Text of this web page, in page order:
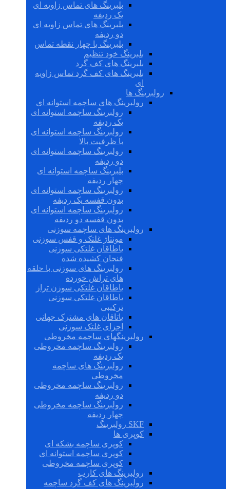
بلبرینگ های تماس زاویه ای
یک ردیفه
بلبرینگ های تماس زاویه ای
دو ردیفه
بلبرینگ با چهار نقطه تماس
بلبرینگ خود تنظیم
بلبرینگ های کف گرد
بلبرینگ های کف گرد تماس زاویه
ای
رولبرینگ ها
رولبرینگ های ساچمه استوانه ای
رولبرینگ ساچمه استوانه ای
یک ردیفه
رولبرینگ ساچمه استوانه ای
با ظرفیت بالا
رولبرینگ ساچمه استوانه ای
دو ردیفه
بلبرینگ ساچمه استوانه ای
چهار ردیفه
رولبرینگ ساچمه استوانه ای
بدون قفسه یک ردیفه
رولبرینگ ساچمه استوانه ای
بدون قفسه دو ردیفه
رولبرینگ های ساچمه سوزنی
مونتاژ غلتک و قفس سوزنی
یاطاقان غلتکی سوزنی
فنجان کشیده شده
رولبرینگ های سوزنی با حلقه
های تراش خورده
یاطاقان غلتکی سوزن تراز
یاطاقان غلتکی سوزنی
ترکیبی
یاتاقان های مشترک جهانی
اجزای غلتک سوزنی
رولبرینگهای ساچمه مخروطی
رولبرینگ ساچمه مخروطی
یک ردیفه
رولبرینگ های ساچمه
مخروطی
رولبرینگ ساچمه مخروطی
دو ردیفه
رولبرینگ ساچمه مخروطی
چهار ردیفه
SKF رولبرینگ
کوپری ها
کوپری ساچمه بشکه ای
کوپری ساچمه استوانه ای
کوپری ساچمه مخروطی
رولبرینگ های کارب
رولبرینگ های کف گرد ساچمه